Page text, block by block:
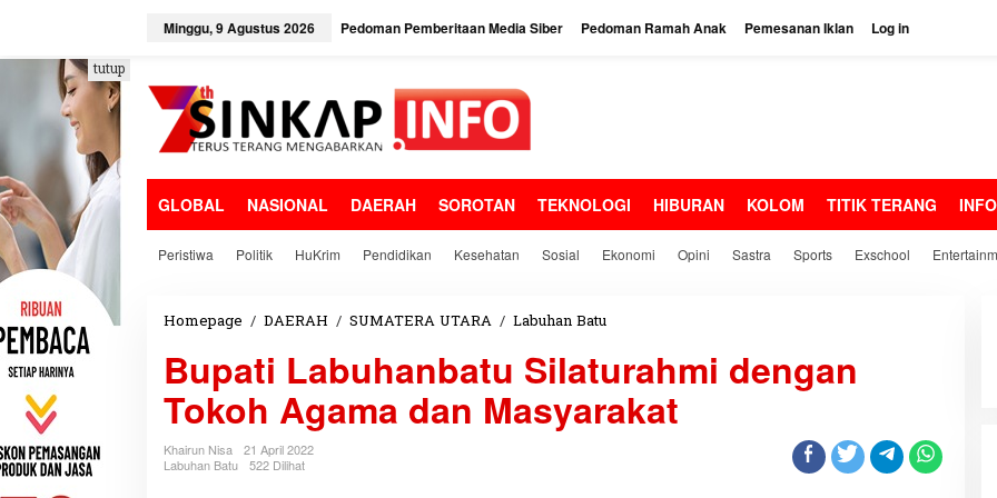
e
k
o
n
t
e
n
Minggu, 9 Agustus 2026 Pedoman Pemberitaan Media Siber Pedoman Ramah Anak Pemesanan Iklan Log in
GLOBAL NASIONAL DAERAH SOROTAN TEKNOLOGI HIBURAN KOLOM TITIK TERANG
Peristiwa Politik HuKrim Pendidikan Kesehatan Sosial Ekonomi Opini Sastra Sports Exschool
tutup
Homepage / DAERAH / SUMATERA UTARA / Labuhan Batu
p
a
t
i
Bupati Labuhanbatu Silaturahmi dengan
Tokoh Agama dan Masyarakat
Khairun Nisa
21 April 2022
Labuhan Batu
522 Dilihat